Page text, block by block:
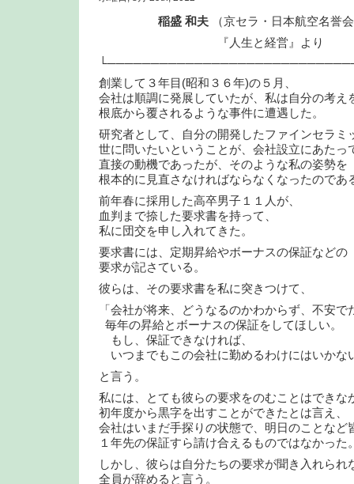
稲盛 和夫
（京セラ・日本航空名誉
『人生と経営』より
創業して３年目(昭和３６年)の５月、
会社は順調に発展していたが、私は自分の考え
根底から覆されるような事件に遭遇した。
研究者として、自分の開発したファインセラミ
世に問いたいということが、会社設立にあたっ
直接の動機であったが、そのような私の姿勢を
根本的に見直さなければならなくなったのであ
前年春に採用した高卒男子１１人が、
血判まで捺した要求書を持って、
私に団交を申し入れてきた。
要求書には、定期昇給やボーナスの保証などの
要求が記さている。
彼らは、その要求書を私に突きつけて、
「会社が将来、どうなるのかわからず、不安で
毎年の昇給とボーナスの保証をしてほしい。
もし、保証できなければ、
いつまでもこの会社に勤めるわけにはいかな
と言う。
私には、とても彼らの要求をのむことはできな
初年度から黒字を出すことができたとは言え、
会社はいまだ手探りの状態で、明日のことなど
１年先の保証すら請け合えるものではなかった
しかし、彼らは自分たちの要求が聞き入れられ
全員が辞めると言う。